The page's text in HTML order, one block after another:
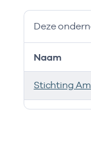
Deze
Deze
Naam
Stichting